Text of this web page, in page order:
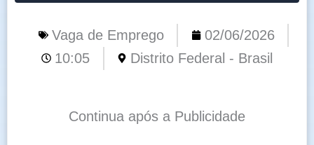
Vaga de Emprego
02/06/2026
10:05
Distrito Federal - Brasil
Continua após a Publicidade